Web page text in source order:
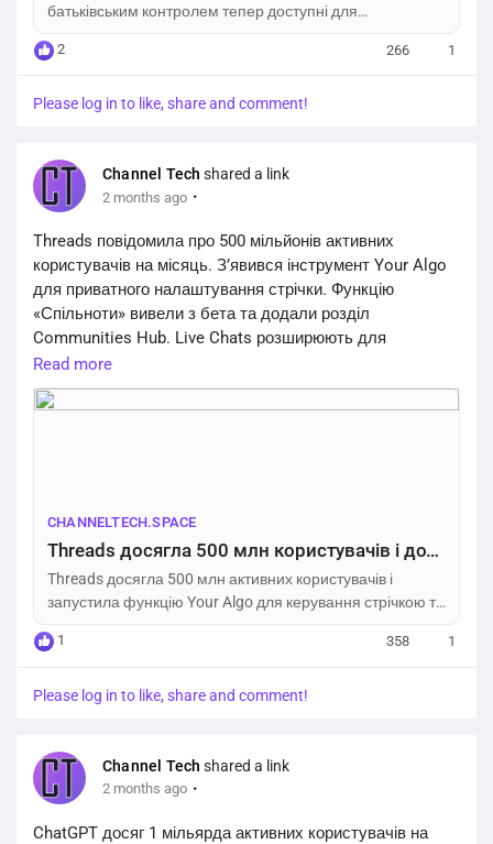
батьківським контролем тепер доступні для
безкоштовних користувачів. Як створити безпечний
профіль для дитини.
2 266 1
Please log in to like, share and comment!
Channel Tech shared a link
2 months ago ·
Threads повідомила про 500 мільйонів активних
користувачів на місяць. З’явився інструмент Your Algo
для приватного налаштування стрічки. Функцію
«Спільноти» вивели з бета та додали розділ
Communities Hub. Live Chats розширюють для
обговорень у реальному часі. Платформа зросла на
100 млн користувачів менш ніж за рік.
https://channeltech.space/social/threads-500m-users-
Read more
CHANNELTECH.SPACE
Threads досягла 500 млн користувачів і додала Your Algo – Channel Tech
Threads досягла 500 млн активних користувачів і
запустила функцію Your Algo для керування стрічкою та
нові інструменти спільнот.
1 358 1
Please log in to like, share and comment!
Channel Tech shared a link
2 months ago ·
ChatGPT досяг 1 мільярда активних користувачів на